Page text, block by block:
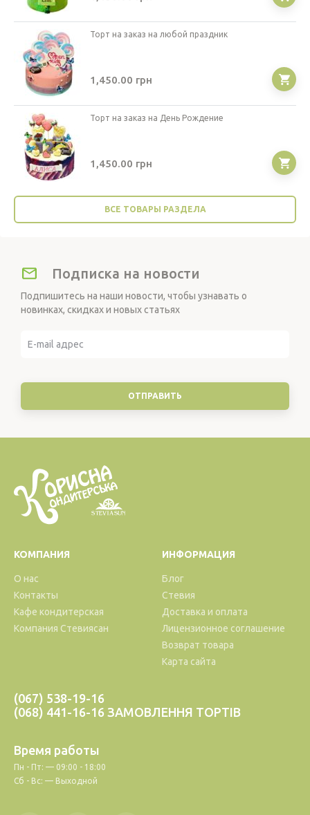
Торт на заказ на любой праздник
1,450.00 грн
Торт на заказ на День Рождение
1,450.00 грн
ВСЕ ТОВАРЫ РАЗДЕЛА
Подписка на новости
Подпишитесь на наши новости, чтобы узнавать о
новинках, скидках и новых статьях
КОМПАНИЯ
О нас
Контакты
Кафе кондитерская
Компания Стевиясан
ИНФОРМАЦИЯ
Блог
Стевия
Доставка и оплата
Лицензионное соглашение
Возврат товара
Карта сайта
(067) 538-19-16
(068) 441-16-16 ЗАМОВЛЕННЯ ТОРТІВ
Время работы
Пн - Пт: — 09:00 - 18:00
Сб - Вс: — Выходной